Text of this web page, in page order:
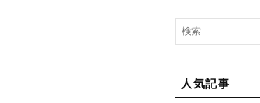
人気記事